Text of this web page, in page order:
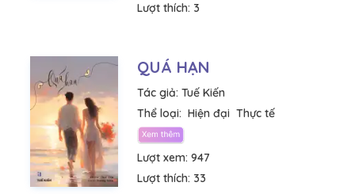
Lượt thích: 3
QUÁ HẠN
Tác giả: Tuế Kiến
Thể loại: Hiện đại Thực tế
Lượt xem: 947
Lượt thích: 33